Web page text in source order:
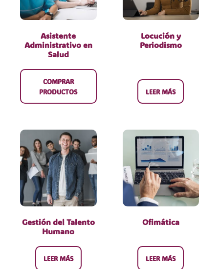
Asistente
Administrativo en
Salud
COMPRAR
PRODUCTOS
Locución y
Periodismo
LEER MÁS
Gestión del Talento
Humano
LEER MÁS
Ofimática
LEER MÁS